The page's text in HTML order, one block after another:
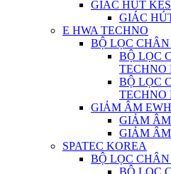
GIÁC HÚT
GIÁC
E HWA TECHNO
BỘ LỌC
BỘ LỌC
TECHNO
BỘ LỌC
TECHNO
GIẢM ÂM
GIẢM ÂM
GIẢM
SPATEC KOREA
BỘ LỌC CHÂN
BỘ LỌC